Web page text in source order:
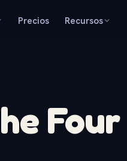
Precios Recursos
Four